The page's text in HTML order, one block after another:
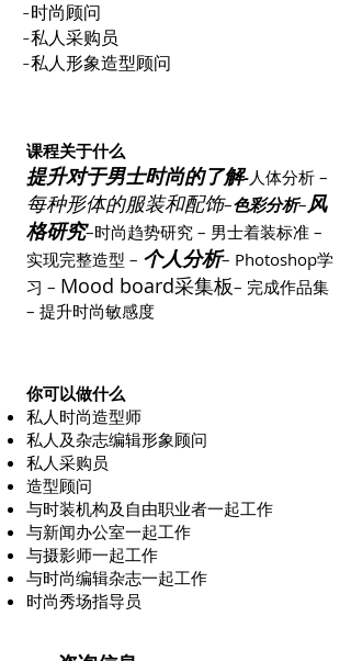
-时尚顾问
-私人采购员
-私人形象造型顾问
课程关于什么
提升对于男士时尚的了解-人体分析 –
每种形体的服装和配饰–色彩分析–风
格研究–时尚趋势研究 – 男士着装标准 –
实现完整造型 – 个人分析– Photoshop学
习 – Mood board采集板– 完成作品集
– 提升时尚敏感度
你可以做什么
私人时尚造型师
私人及杂志编辑形象顾问
私人采购员
造型顾问
与时装机构及自由职业者一起工作
与新闻办公室一起工作
与摄影师一起工作
与时尚编辑杂志一起工作
时尚秀场指导员